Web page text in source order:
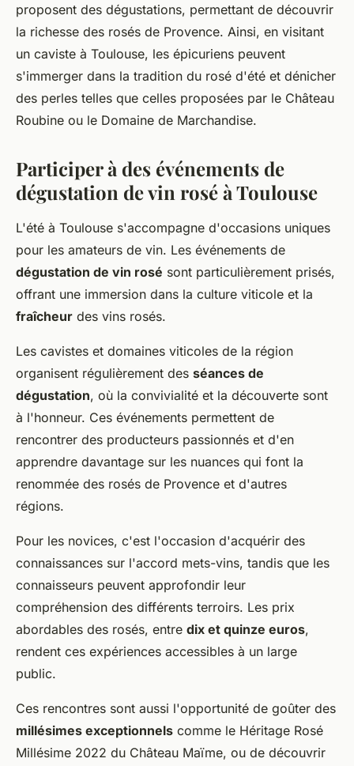
proposent des dégustations, permettant de découvrir
la richesse des rosés de Provence. Ainsi, en visitant
un caviste à Toulouse, les épicuriens peuvent
s'immerger dans la tradition du rosé d'été et dénicher
des perles telles que celles proposées par le Château
Roubine ou le Domaine de Marchandise.
Participer à des événements de
dégustation de vin rosé à Toulouse
L'été à Toulouse s'accompagne d'occasions uniques
pour les amateurs de vin. Les événements de
dégustation de vin rosé sont particulièrement prisés,
offrant une immersion dans la culture viticole et la
fraîcheur des vins rosés.
Les cavistes et domaines viticoles de la région
organisent régulièrement des séances de
dégustation, où la convivialité et la découverte sont
à l'honneur. Ces événements permettent de
rencontrer des producteurs passionnés et d'en
apprendre davantage sur les nuances qui font la
renommée des rosés de Provence et d'autres
régions.
Pour les novices, c'est l'occasion d'acquérir des
connaissances sur l'accord mets-vins, tandis que les
connaisseurs peuvent approfondir leur
compréhension des différents terroirs. Les prix
abordables des rosés, entre dix et quinze euros,
rendent ces expériences accessibles à un large
public.
Ces rencontres sont aussi l'opportunité de goûter des
millésimes exceptionnels comme le Héritage Rosé
Millésime 2022 du Château Maïme, ou de découvrir